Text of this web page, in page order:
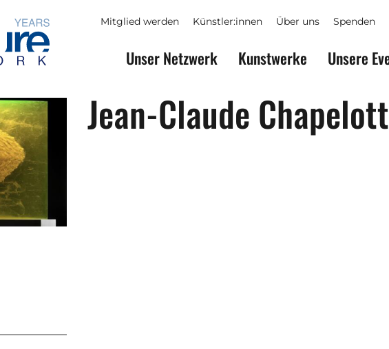
Mitglied werden Künstler:innen Über uns Spenden
Unser Netzwerk Kunstwerke Unsere
Jean-Claude